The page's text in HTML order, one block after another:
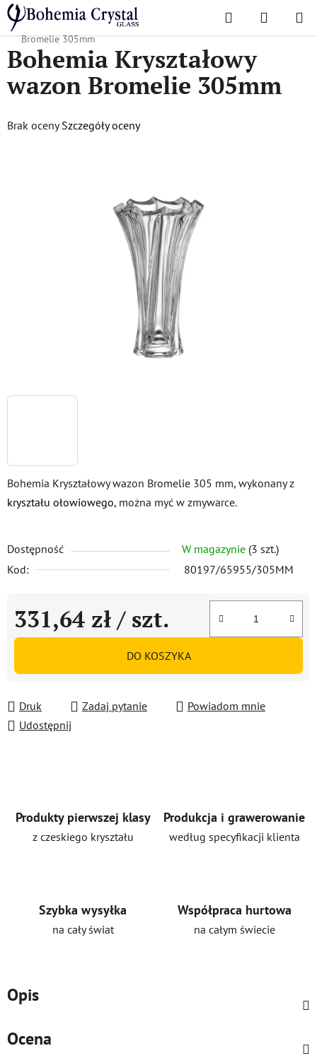
Przejść
do
treści
Szukaj KOSZYK
Home
/ Popularne kolekcje / Bromelie
Bohemia Kryształowy wazon
Bromelie 305mm
Bohemia Kryształowy wazon Bromelie 305 mm, wykonany z
kryształu ołowiowego, można myć w zmywarce.
Dostępność W magazynie (3 szt.)
Kod:
80197/65955/305MM
331,64 zł / szt.
Cena jednostkowa:
DO KOSZYKA
Druk Zadaj pytanie
Powiadom mnie
Udostępnij
Bohemia Kryształowy
wazon Bromelie 305mm
Średnia
Brak oceny Szczegóły oceny
Produkty pierwszej klasy
z czeskiego kryształu
Produkcja i grawerowanie
według specyfikacji klienta
Szybka wysyłka
na cały świat
Współpraca hurtowa
na całym świecie
Opis
Ocena